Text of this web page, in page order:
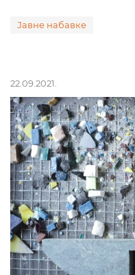
Јавне набавке
22.09.2021.